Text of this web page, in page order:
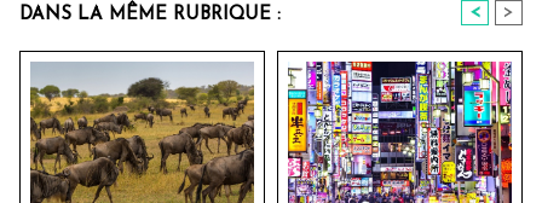
DANS LA MÊME RUBRIQUE : < >